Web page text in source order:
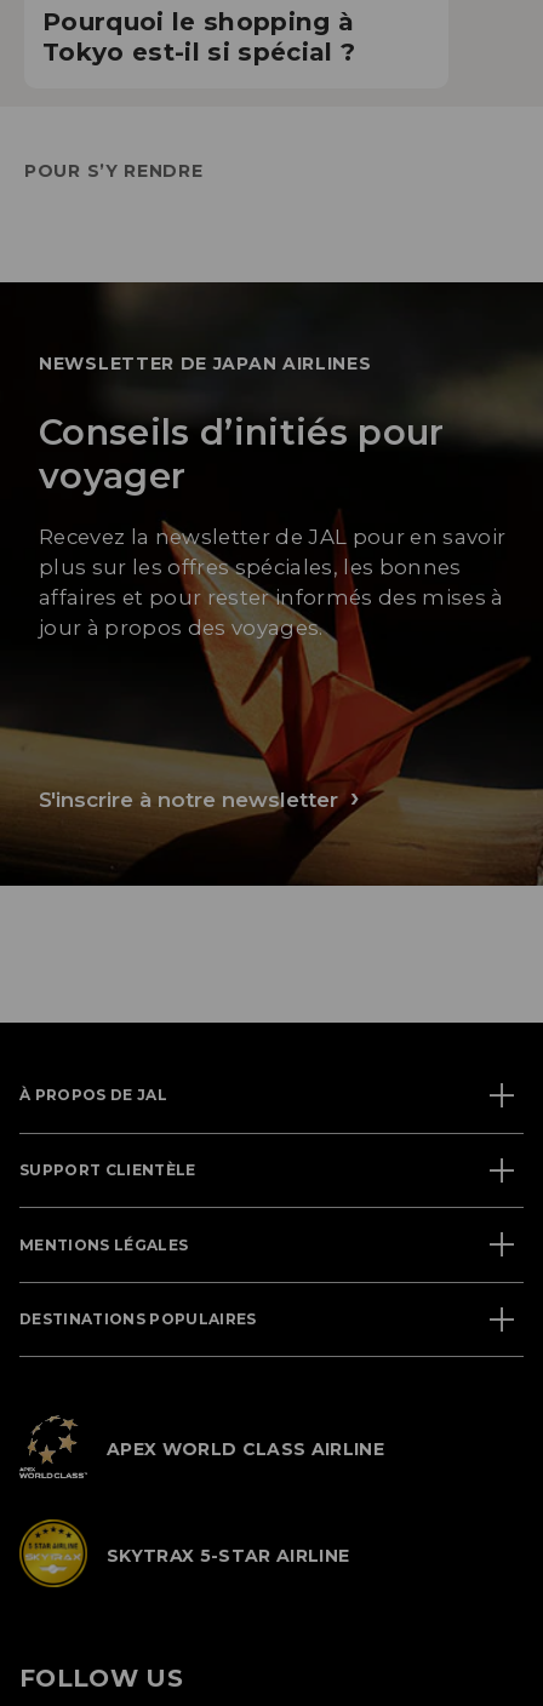
Pourquoi le shopping à
Tokyo est-il si spécial ?
POUR S’Y RENDRE
NEWSLETTER DE JAPAN AIRLINES
Conseils d’initiés pour
voyager
Recevez la newsletter de JAL pour en savoir
plus sur les offres spéciales, les bonnes
affaires et pour rester informés des mises à
jour à propos des voyages.
S'inscrire à notre newsletter
À PROPOS DE JAL
SUPPORT CLIENTÈLE
MENTIONS LÉGALES
DESTINATIONS POPULAIRES
APEX WORLD CLASS AIRLINE
SKYTRAX 5-STAR AIRLINE
FOLLOW US